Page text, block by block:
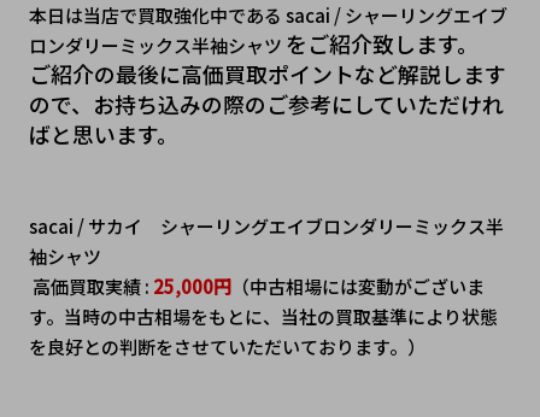
本日は当店で買取強化中である sacai / シャーリングエイブ
ロンダリーミックス半袖シャツ をご紹介致します。
ご紹介の最後に高価買取ポイントなど解説します
ので、お持ち込みの際のご参考にしていただけれ
ばと思います。
sacai / サカイ　シャーリングエイブロンダリーミックス半
袖シャツ
高価買取実績 : 25,000円（中古相場には変動がございま
す。当時の中古相場をもとに、当社の買取基準により状態
を良好との判断をさせていただいております。）